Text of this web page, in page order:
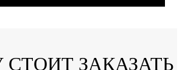
ЗАКАЗАТЬ